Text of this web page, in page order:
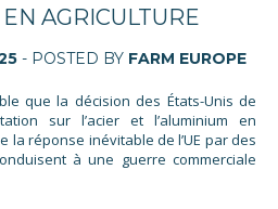
AGRICULTURE
- POSTED BY FARM EUROPE
que la décision des États-Unis de
sur l’acier et l’aluminium en
la réponse inévitable de l’UE par des
à une guerre commerciale